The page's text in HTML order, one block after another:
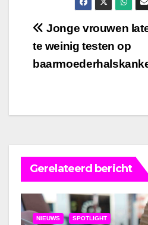
Bericht
navigatie
Jonge vrouwen
te weinig testen op
Gerelateerd bericht
NIEUWS SPOTLIGHT